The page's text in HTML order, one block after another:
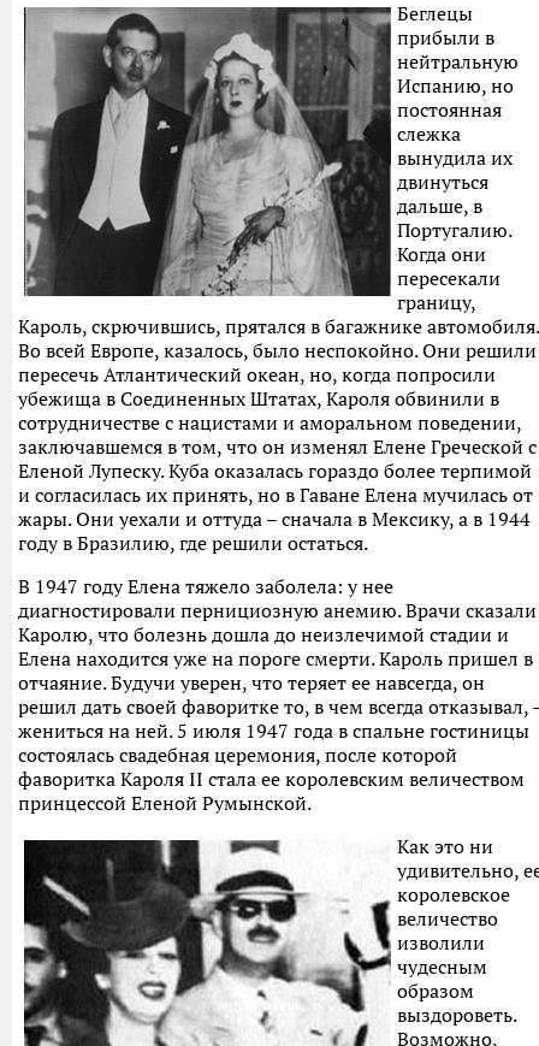
Беглецы
прибыли в
нейтральную
Испанию, но
постоянная
слежка
вынудила их
двинуться
дальше, в
Португалию.
Когда они
пересекали
границу,
Кароль, скрючившись, прятался в багажнике автомобиля.
Во всей Европе, казалось, было неспокойно. Они решили
пересечь Атлантический океан, но, когда попросили
убежища в Соединенных Штатах, Кароля обвинили в
сотрудничестве с нацистами и аморальном поведении,
заключавшемся в том, что он изменял Елене Греческой с
Еленой Лупеску. Куба оказалась гораздо более терпимой
и согласилась их принять, но в Гаване Елена мучилась от
жары. Они уехали и оттуда – сначала в Мексику, а в 1944
году в Бразилию, где решили остаться.
В 1947 году Елена тяжело заболела: у нее
диагностировали пернициозную анемию. Врачи сказали
Каролю, что болезнь дошла до неизлечимой стадии и
Елена находится уже на пороге смерти. Кароль пришел в
отчаяние. Будучи уверен, что теряет ее навсегда, он
решил дать своей фаворитке то, в чем всегда отказывал,
жениться на ней. 5 июля 1947 года в спальне гостиницы
состоялась свадебная церемония, после которой
фаворитка Кароля II стала ее королевским величеством
принцессой Еленой Румынской.
Как это ни
удивительно,
королевское
величество
изволили
чудесным
образом
выздороветь.
Возможно,